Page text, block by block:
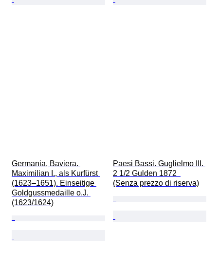
Germania, Baviera.
Maximilian I., als Kurfürst
(1623–1651). Einseitige
Goldgussmedaille o.J.
(1623/1624)
Paesi Bassi. Guglielmo III.
2 1/2 Gulden 1872
(Senza prezzo di riserva)